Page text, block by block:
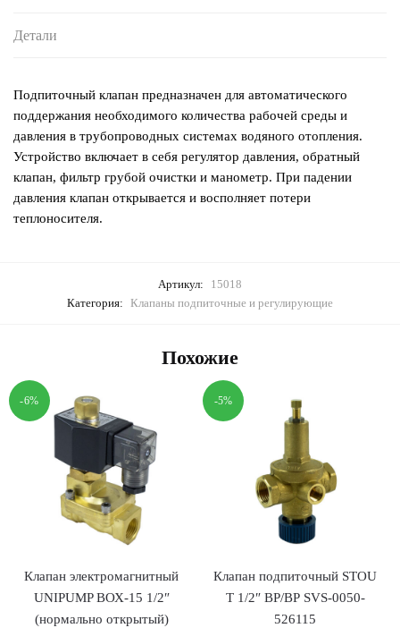
Детали
Подпиточный клапан предназначен для автоматического
поддержания необходимого количества рабочей среды и
давления в трубопроводных системах водяного отопления.
Устройство включает в себя регулятор давления, обратный
клапан, фильтр грубой очистки и манометр. При падении
давления клапан открывается и восполняет потери
теплоносителя.
Артикул:
15018
Категория: Клапаны подпиточные и регулирующие
Похожие
-6%
Клапан электромагнитный
UNIPUMP ВОХ-15 1/2″
(нормально открытый)
-5%
Клапан подпиточный STOU
T 1/2″ ВР/ВР SVS-0050-
526115